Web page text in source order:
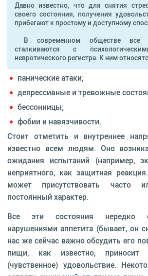
Давно известно, что для снятия
своего состояния, получения
прибегают к простому и доступному
В современном обществе все
сталкиваются с
невротического регистра. К ним
панические атаки;
депрессивные и тревожные
бессонницы;
фобии и навязчивости.
Стоит отметить и внутреннее
извест­но всем людям. Оно
ожидания испы­таний (например,
неприятного, как защитная
может присутствовать часто
постоянный характер.
Все эти состояния нередко
нарушениями аппе­тита (бывает, он
нас же сейчас важно обсудить его
пищи, как известно, приносит
(чувственное) удоволь­ствие.